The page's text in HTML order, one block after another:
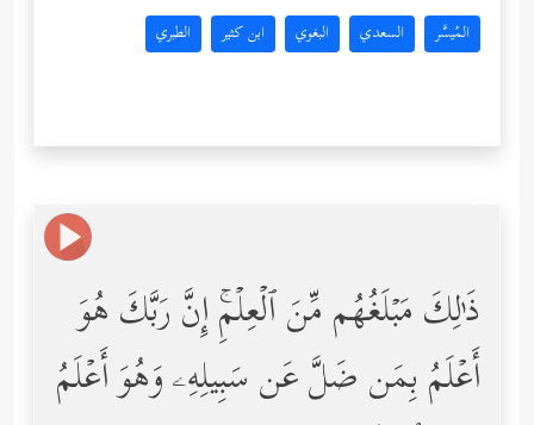
المُيسَّر السعدي البغوي ابن كثير الطبري
ذَ ٰ⁠لِكَ مَبۡلَغُهُم مِّنَ ٱلۡعِلۡمِۚ إِنَّ رَبَّكَ هُوَ
أَعۡلَمُ بِمَن ضَلَّ عَن سَبِیلِهِۦ وَهُوَ أَعۡلَمُ